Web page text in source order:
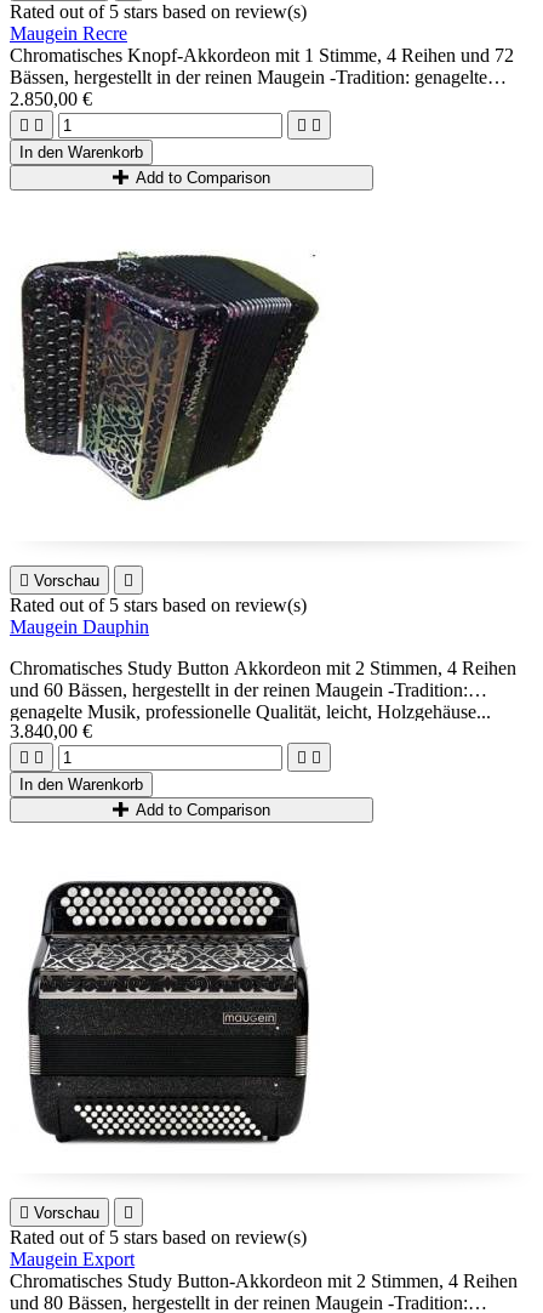
Rated out of 5 stars based on review(s)
Maugein Recre
Chromatisches Knopf-Akkordeon mit 1 Stimme, 4 Reihen und 72
Bässen, hergestellt in der reinen Maugein -Tradition: genagelte
Musik, Holzgehäuse...
Möglichkeit 3+3 oder 2+4.
Ideal für Anfänger.
2.850,00 €
   
In den Warenkorb
Add to Comparison
 Vorschau 
Rated out of 5 stars based on review(s)
Maugein Dauphin
Chromatisches Study Button Akkordeon mit 2 Stimmen, 4 Reihen
und 60 Bässen, hergestellt in der reinen Maugein -Tradition:
genagelte Musik, professionelle Qualität, leicht, Holzgehäuse...
Möglichkeit 3+3 oder 2+4.
Ideal für Anfänger und fortgeschrittene Spieler.
3.840,00 €
   
In den Warenkorb
Add to Comparison
 Vorschau 
Rated out of 5 stars based on review(s)
Maugein Export
Chromatisches Study Button-Akkordeon mit 2 Stimmen, 4 Reihen
und 80 Bässen, hergestellt in der reinen Maugein -Tradition: